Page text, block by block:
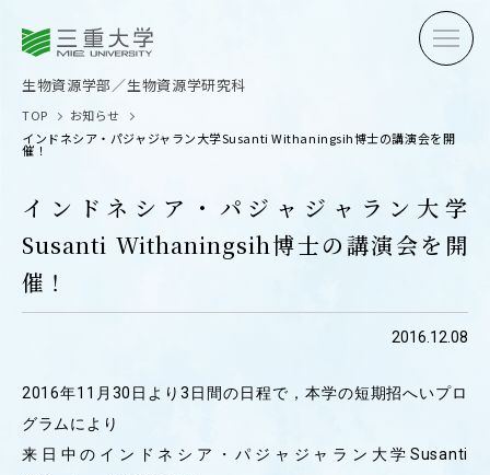
生物資源学部 生物資源学研究科
受験生の方へ 在学生
卒業生の方へ 企業・
TOP
お知らせ
インドネシア・パジャジャラン大学Susanti Withaningsih博士の講演会を開
催！
インドネシア・パジャジャラン大学
Susanti Withaningsih博士の講演会を開
催！
2016.12.08
2016年11月30日より3日間の日程で，本学の短期招へいプロ
グラムにより
来日中のインドネシア・パジャジャラン大学Susanti